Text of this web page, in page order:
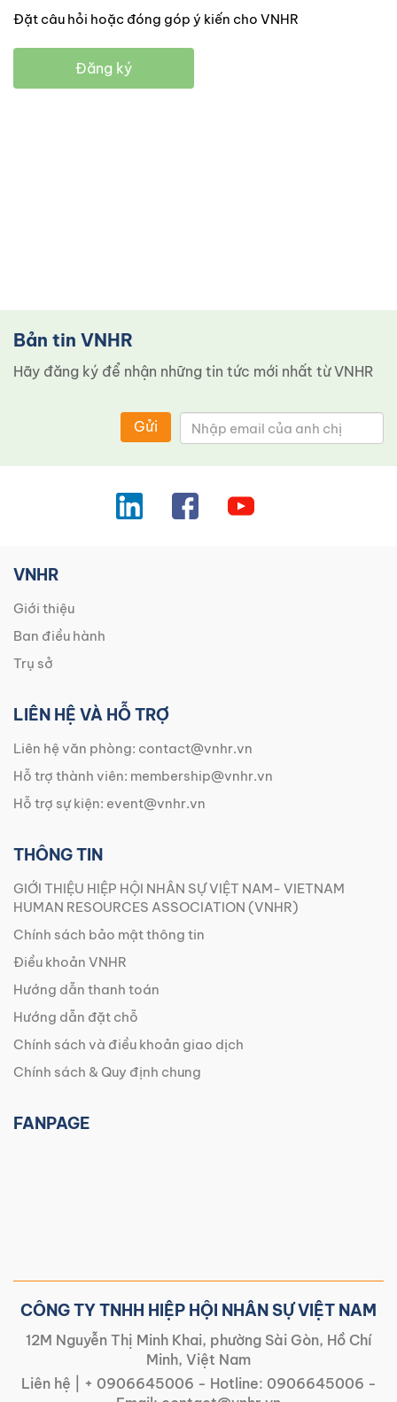
Đặt câu hỏi hoặc đóng góp ý kiến cho VNHR
Đăng ký
Bản tin VNHR
Hãy đăng ký để nhận những tin tức mới nhất từ ​​VNHR
Gửi
VNHR
Giới thiệu
Ban điều hành
Trụ sở
LIÊN HỆ VÀ HỖ TRỢ
Liên hệ văn phòng: contact@vnhr.vn
Hỗ trợ thành viên: membership@vnhr.vn
Hỗ trợ sự kiện: event@vnhr.vn
THÔNG TIN
GIỚI THIỆU HIỆP HỘI NHÂN SỰ VIỆT NAM- VIETNAM
HUMAN RESOURCES ASSOCIATION (VNHR)
Chính sách bảo mật thông tin
Điều khoản VNHR
Hướng dẫn thanh toán
Hướng dẫn đặt chỗ
Chính sách và điều khoản giao dịch
Chính sách & Quy định chung
FANPAGE
CÔNG TY TNHH HIỆP HỘI NHÂN SỰ VIỆT NAM
12M Nguyễn Thị Minh Khai, phường Sài Gòn, Hồ Chí
Minh, Việt Nam
Liên hệ |
+ 0906645006 - Hotline: 0906645006 -